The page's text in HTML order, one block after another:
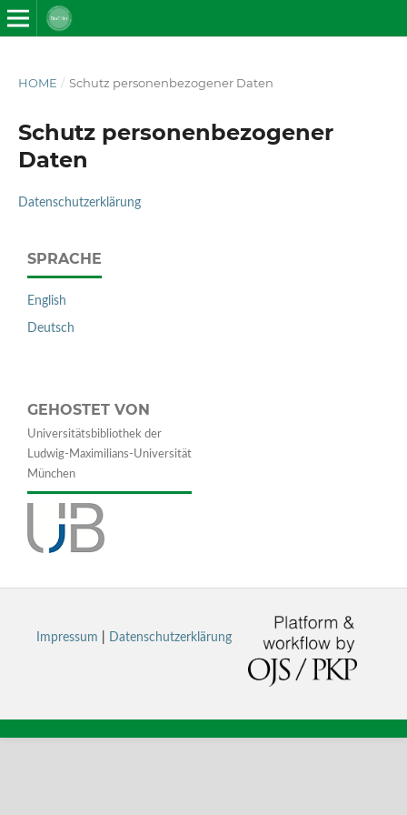
HOME / Schutz personenbezogener Daten
Schutz personenbezogener
Daten
Datenschutzerklärung
SPRACHE
English
Deutsch
GEHOSTET VON
Universitätsbibliothek der
Ludwig-Maximilians-Universität
München
Impressum Datenschutzerklärung